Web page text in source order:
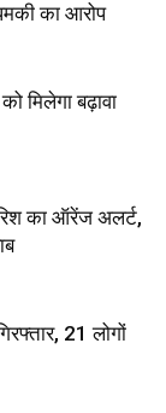
का आरोप
मिलेगा बढ़ावा
का ऑरेंज अलर्ट,
21 लोगों